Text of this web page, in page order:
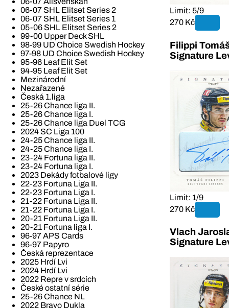
06-07 SHL Elitset Series 2
06-07 SHL Elitset Series 1
05-06 SHL Elitset Series 2
99-00 Upper Deck SHL
98-99 UD Choice Swedish Hockey
97-98 UD Choice Swedish Hockey
95-96 Leaf Elit Set
94-95 Leaf Elit Set
Mezinárodní
Nezařazené
Česká 1.liga
25-26 Chance liga II.
25-26 Chance liga I.
25-26 Chance liga Duel TCG
2024 SC Liga 100
24-25 Chance liga II.
24-25 Chance liga I.
23-24 Fortuna liga II.
23-24 Fortuna liga I.
2023 Dekády fotbalové ligy
22-23 Fortuna Liga II.
22-23 Fortuna Liga I.
21-22 Fortuna Liga II.
21-22 Fortuna Liga I.
20-21 Fortuna Liga II.
20-21 Fortuna liga I.
96-97 APS Cards
96-97 Papyro
Česká reprezentace
2025 Hrdí Lvi
2024 Hrdí Lvi
2022 Repre v srdcích
České ostatní série
25-26 Chance NL
2022 Bravo Dukla
Limit: 5/9
270 Kč
Filippi
Signature
Limit: 1/9
270 Kč
Vlach
Signature